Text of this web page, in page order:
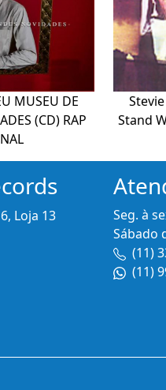
MUSEU DE
(CD) RAP
Stand
Loja 13
Seg. à
Sábado
(11)
(11)